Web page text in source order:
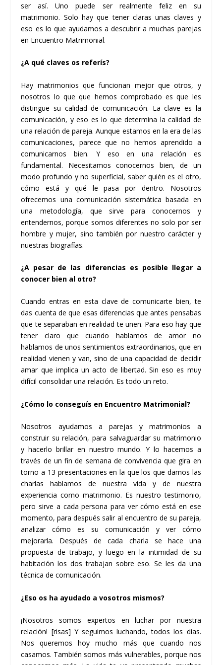
ser así. Uno puede ser realmente feliz en su
matrimonio. Solo hay que tener claras unas claves y
eso es lo que ayudamos a descubrir a muchas parejas
en Encuentro Matrimonial.
¿A qué claves os referís?
Hay matrimonios que funcionan mejor que otros, y
nosotros lo que que hemos comprobado es que les
distingue su calidad de comunicación. La clave es la
comunicación, y eso es lo que determina la calidad de
una relación de pareja. Aunque estamos en la era de las
comunicaciones, parece que no hemos aprendido a
comunicarnos bien. Y eso en una relación es
fundamental. Necesitamos conocernos bien, de un
modo profundo y no superficial, saber quién es el otro,
cómo está y qué le pasa por dentro. Nosotros
ofrecemos una comunicación sistemática basada en
una metodología, que sirve para conocernos y
entendernos, porque somos diferentes no solo por ser
hombre y mujer, sino también por nuestro carácter y
nuestras biografías.
¿A pesar de las diferencias es posible llegar a
conocer bien al otro?
Cuando entras en esta clave de comunicarte bien, te
das cuenta de que esas diferencias que antes pensabas
que te separaban en realidad te unen. Para eso hay que
tener claro que cuando hablamos de amor no
hablamos de unos sentimientos extraordinarios, que en
realidad vienen y van, sino de una capacidad de decidir
amar que implica un acto de libertad. Sin eso es muy
difícil consolidar una relación. Es todo un reto.
¿Cómo lo conseguís en Encuentro Matrimonial?
Nosotros ayudamos a parejas y matrimonios a
construir su relación, para salvaguardar su matrimonio
y hacerlo brillar en nuestro mundo. Y lo hacemos a
través de un fin de semana de convivencia que gira en
torno a 13 presentaciones en la que los que damos las
charlas hablamos de nuestra vida y de nuestra
experiencia como matrimonio. Es nuestro testimonio,
pero sirve a cada persona para ver cómo está en ese
momento, para después salir al encuentro de su pareja,
analizar cómo es su comunicación y ver cómo
mejorarla. Después de cada charla se hace una
propuesta de trabajo, y luego en la intimidad de su
habitación los dos trabajan sobre eso. Se les da una
técnica de comunicación.
¿Eso os ha ayudado a vosotros mismos?
¡Nosotros somos expertos en luchar por nuestra
relación! [risas] Y seguimos luchando, todos los días.
Nos queremos hoy mucho más que cuando nos
casamos. También somos más vulnerables, porque nos